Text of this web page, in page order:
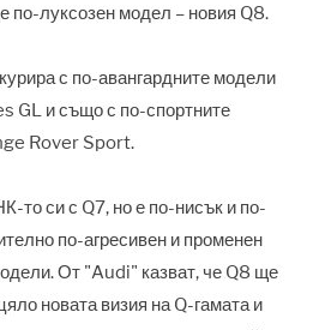
по-луксозен модел – новия Q8.
с по-авангардните модели
GL и също с по-спортните
Rover Sport.
то си с Q7, но е по-нисък и по-
по-агресивен и променен
От "Audi" казват, че Q8 ще
новата визия на Q-гамата и